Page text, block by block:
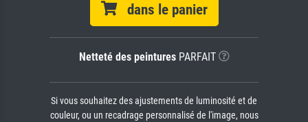
dans le panier
Netteté des peinturesPARFAIT
Si vous souhaitez des ajustements de luminosité et de
couleur, ou un recadrage personnalisé de l'image, nous